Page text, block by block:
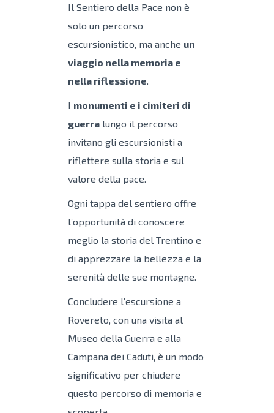
Il Sentiero della Pace non è
solo un percorso
escursionistico, ma anche un
viaggio nella memoria e
nella riflessione.
I monumenti e i cimiteri di
guerra lungo il percorso
invitano gli escursionisti a
riflettere sulla storia e sul
valore della pace.
Ogni tappa del sentiero offre
l’opportunità di conoscere
meglio la storia del Trentino e
di apprezzare la bellezza e la
serenità delle sue montagne.
Concludere l’escursione a
Rovereto, con una visita al
Museo della Guerra e alla
Campana dei Caduti, è un modo
significativo per chiudere
questo percorso di memoria e